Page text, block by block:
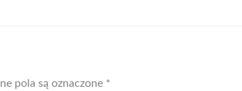
pola są oznaczone *